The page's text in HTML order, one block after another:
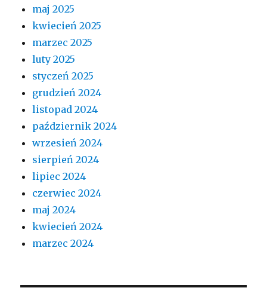
maj 2025
kwiecień 2025
marzec 2025
luty 2025
styczeń 2025
grudzień 2024
listopad 2024
październik 2024
wrzesień 2024
sierpień 2024
lipiec 2024
czerwiec 2024
maj 2024
kwiecień 2024
marzec 2024